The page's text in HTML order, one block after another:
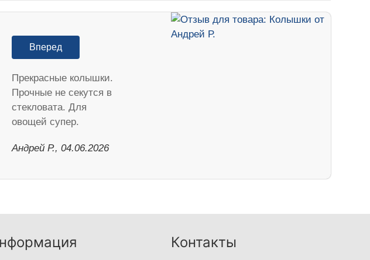
Вперед
Прекрасные колышки.
Прочные не секутся в
стекловата. Для
овощей супер.
Андрей Р., 04.06.2026
Контакты